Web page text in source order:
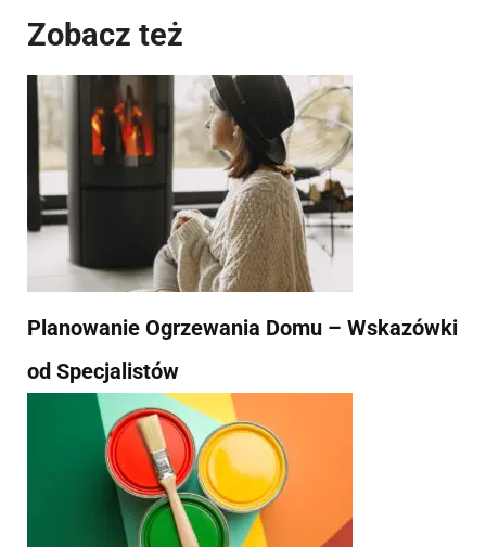
Zobacz też
Planowanie Ogrzewania Domu – Wskazówki
od Specjalistów